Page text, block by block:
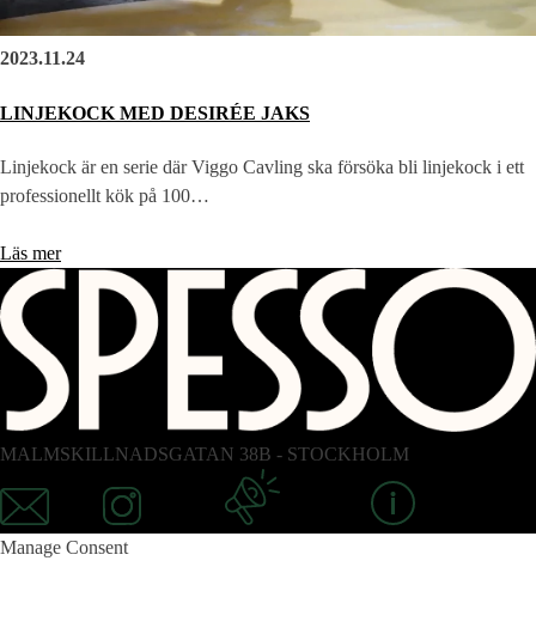
2023.11.24
LINJEKOCK MED DESIRÉE JAKS
Linjekock är en serie där Viggo Cavling ska försöka bli linjekock i ett
professionellt kök på 100…
Läs mer
MALMSKILLNADSGATAN 38B - STOCKHOLM
Manage Consent